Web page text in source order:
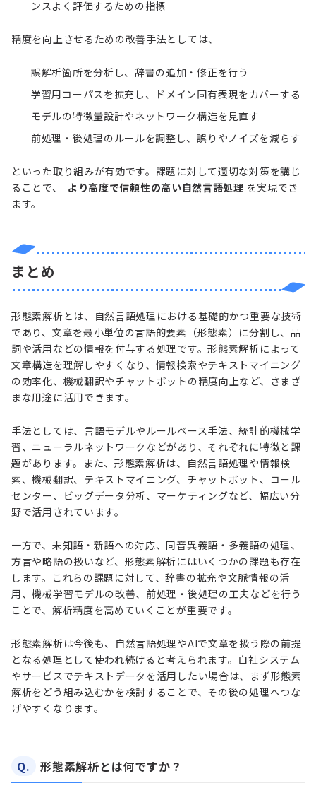
ンスよく評価するための指標
精度を向上させるための改善手法としては、
誤解析箇所を分析し、辞書の追加・修正を行う
学習用コーパスを拡充し、ドメイン固有表現をカバーする
モデルの特徴量設計やネットワーク構造を見直す
前処理・後処理のルールを調整し、誤りやノイズを減らす
といった取り組みが有効です。課題に対して適切な対策を講じ
ることで、
より高度で信頼性の高い自然言語処理 を実現でき
ます。
まとめ
形態素解析とは、自然言語処理における基礎的かつ重要な技術
であり、文章を最小単位の言語的要素（形態素）に分割し、品
詞や活用などの情報を付与する処理です。形態素解析によって
文章構造を理解しやすくなり、情報検索やテキストマイニング
の効率化、機械翻訳やチャットボットの精度向上など、さまざ
まな用途に活用できます。
手法としては、言語モデルやルールベース手法、統計的機械学
習、ニューラルネットワークなどがあり、それぞれに特徴と課
題があります。また、形態素解析は、自然言語処理や情報検
索、機械翻訳、テキストマイニング、チャットボット、コール
センター、ビッグデータ分析、マーケティングなど、幅広い分
野で活用されています。
一方で、未知語・新語への対応、同音異義語・多義語の処理、
方言や略語の扱いなど、形態素解析にはいくつかの課題も存在
します。これらの課題に対して、辞書の拡充や文脈情報の活
用、機械学習モデルの改善、前処理・後処理の工夫などを行う
ことで、解析精度を高めていくことが重要です。
形態素解析は今後も、自然言語処理やAIで文章を扱う際の前提
となる処理として使われ続けると考えられます。自社システム
やサービスでテキストデータを活用したい場合は、まず形態素
解析をどう組み込むかを検討することで、その後の処理へつな
げやすくなります。
Q. 形態素解析とは何ですか？